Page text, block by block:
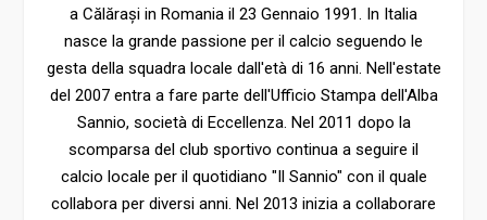
a Călărași in Romania il 23 Gennaio 1991. In Italia
nasce la grande passione per il calcio seguendo le
gesta della squadra locale dall'età di 16 anni. Nell'estate
del 2007 entra a fare parte dell'Ufficio Stampa dell'Alba
Sannio, società di Eccellenza. Nel 2011 dopo la
scomparsa del club sportivo continua a seguire il
calcio locale per il quotidiano "Il Sannio" con il quale
collabora per diversi anni. Nel 2013 inizia a collaborare